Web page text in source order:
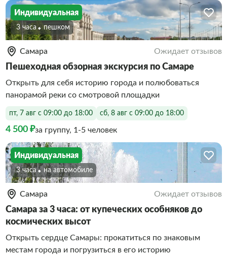
Индивидуальная
3 часа Пешком
Самара Ожидает отзывов
Пешеходная обзорная экскурсия по Самаре
Открыть для себя историю города и полюбоваться
панорамой реки со смотровой площадки
пт, 7 авг с 09:00 до 18:00 сб, 8 авг с 09:00 до 18:00
4 500 ₽за группу, 1-5 человек
Индивидуальная
3 часа На автомобиле
Самара Ожидает отзывов
Самара за 3 часа: от купеческих особняков до
космических высот
Открыть сердце Самары: прокатиться по знаковым
местам города и погрузиться в его историю